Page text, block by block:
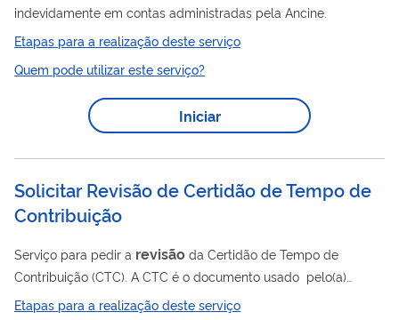
indevidamente em contas administradas pela Ancine.
Etapas para a realização deste serviço
Quem pode utilizar este serviço?
Iniciar
Solicitar Revisão de Certidão de Tempo de
Contribuição
Serviço para pedir a revisão da Certidão de Tempo de
Contribuição (CTC). A CTC é o documento usado pelo(a)
servidor(a) público(a) que quer levar o tempo de contribuição
Etapas para a realização deste serviço